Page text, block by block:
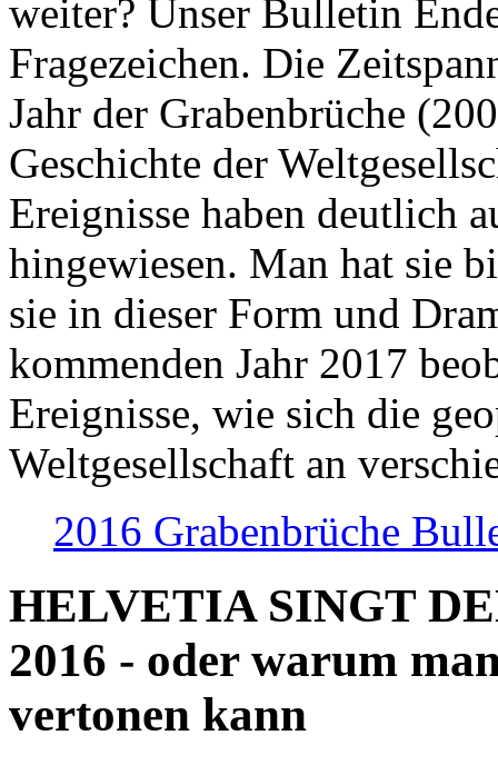
weiter? Unser Bulletin
Fragezeichen. Die
Jahr der Grabenbrüche
Geschichte der
Ereignisse haben deutlich
hingewiesen. Man hat sie
sie in dieser Form und
kommenden Jahr 2017
Ereignisse, wie sich die
Weltgesellschaft an
2016 Grabenbrüche
HELVETIA SINGT
2016 - oder warum
vertonen kann